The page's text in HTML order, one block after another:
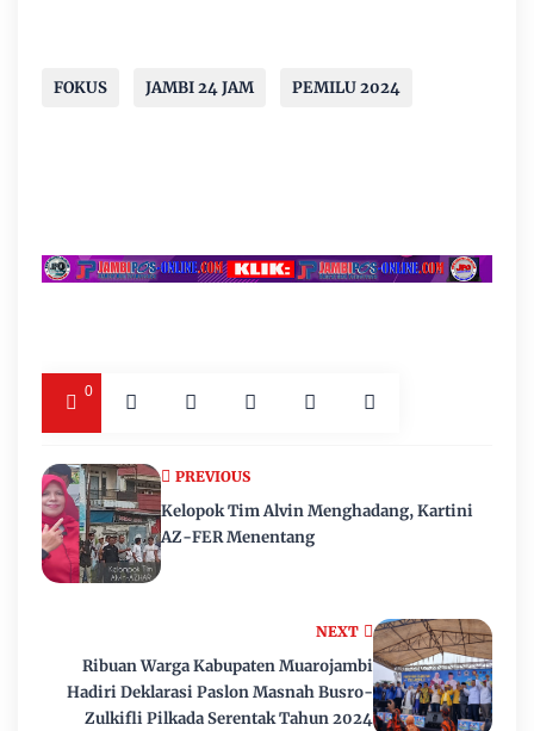
FOKUS JAMBI 24 JAM PEMILU 2024
0
NEXT
Ribuan Warga Kabupaten Muarojambi
Hadiri Deklarasi Paslon Masnah Busro-
Zulkifli Pilkada Serentak Tahun 2024
PREVIOUS
Kelopok Tim Alvin Menghadang, Kartini
AZ-FER Menentang